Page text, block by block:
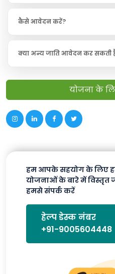
कैसे आवेदन करें?
क्या अन्य जाति आवेदन कर सकती
योजना के
हम आपके सहयोग के लिए
योजनाओं के बारे में विस्तृत
हमसे संपर्क करें
हेल्प डेस्क नंबर
+91-9005604448